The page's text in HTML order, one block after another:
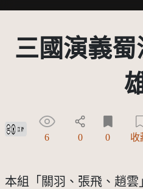
三國演義
創用CC姓名標示 3.0 台灣及其後版本(CC
6 0 0 收
本組「關羽、張飛、趙